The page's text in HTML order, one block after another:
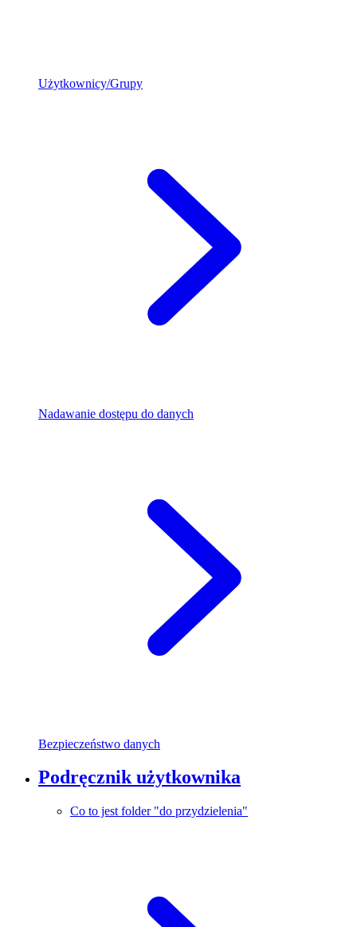
Użytkownicy/Grupy
Nadawanie dostępu do danych
Bezpieczeństwo danych
Podręcznik użytkownika
Co to jest folder "do przydzielenia"